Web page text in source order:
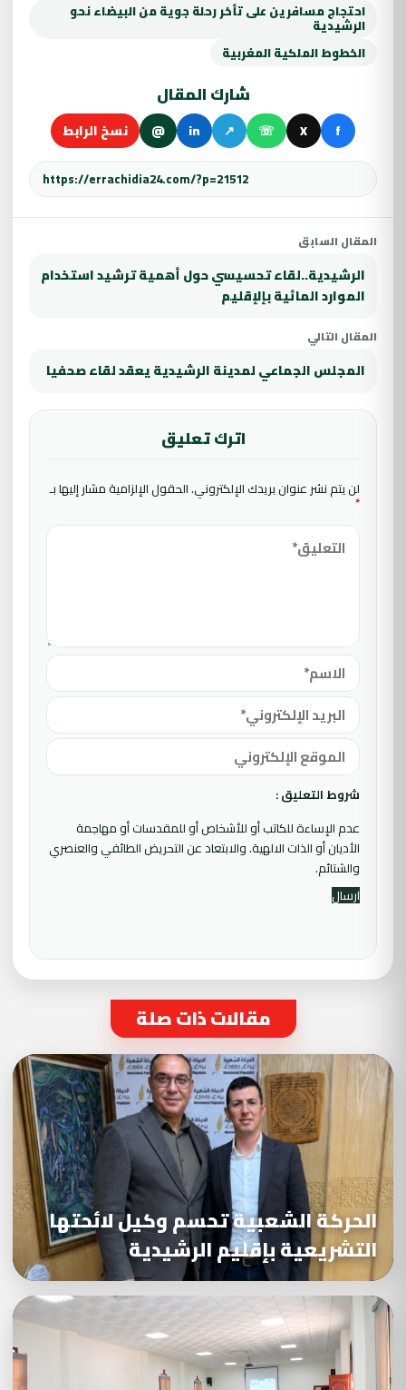
احتجاج مسافرين على تأخر رحلة جوية من البيضاء نحو
الرشيدية
الخطوط الملكية المغربية
شارك المقال
f
X
☏
↗
in
@ نسخ الرابط
المقال السابق
الرشيدية..لقاء تحسيسي حول أهمية ترشيد استخدام
الموارد المائية بإلإقليم
المقال التالي
المجلس الجماعي لمدينة الرشيدية يعقد لقاء صحفيا
اترك تعليق
لن يتم نشر عنوان بريدك الإلكتروني.الحقول الإلزامية مشار إليها بـ
*
شروط التعليق :
عدم الإساءة للكاتب أو للأشخاص أو للمقدسات أو مهاجمة
الأديان أو الذات الالهية. والابتعاد عن التحريض الطائفي والعنصري
والشتائم.
مقالات ذات صلة
الحركة الشعبية تحسم وكيل لائحتها
التشريعية بإقليم الرشيدية